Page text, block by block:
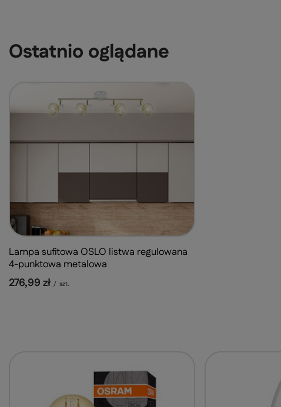
Ostatnio oglądane
Lampa sufitowa OSLO listwa regulowana
4-punktowa metalowa
276,99 zł / szt.